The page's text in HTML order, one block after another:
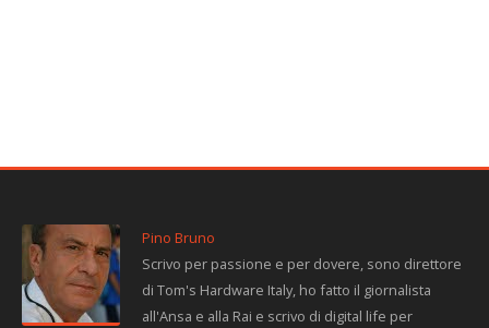
Pino Bruno
Scrivo per passione e per dovere, sono direttore
di Tom's Hardware Italy, ho fatto il giornalista
all'Ansa e alla Rai e scrivo di digital life per